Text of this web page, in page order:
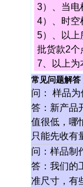
3）、当电
4）、时空
5）、以上
批货款2个
7、以上为
常见问题解答
问： 样品
答：新产品
值很低，哪
只能先收有
问：样品制
答：我们的
准尺寸，有